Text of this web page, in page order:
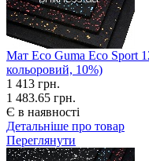
Мат Eco Guma Eco Sport
кольоровий, 10%)
1 413 грн.
1 483.65 грн.
Є в наявності
Детальніше про товар
Переглянути